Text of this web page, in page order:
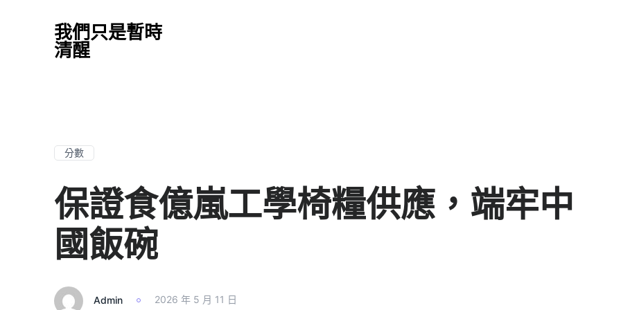
我們只是暫時
清醒
分數
保證食億嵐工學椅糧供應，端牢中
國飯碗
Admin 2026 年 5 月 11 日